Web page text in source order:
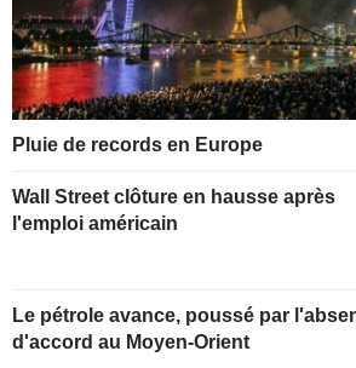
Pluie de records en Europe
Wall Street clôture en hausse après
l'emploi américain
Le pétrole avance, poussé par
d'accord au Moyen-Orient